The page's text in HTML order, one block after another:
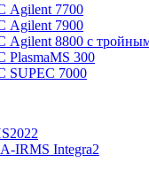
7700
7900
8800 с тройным
300
7000
IRMS Integra2